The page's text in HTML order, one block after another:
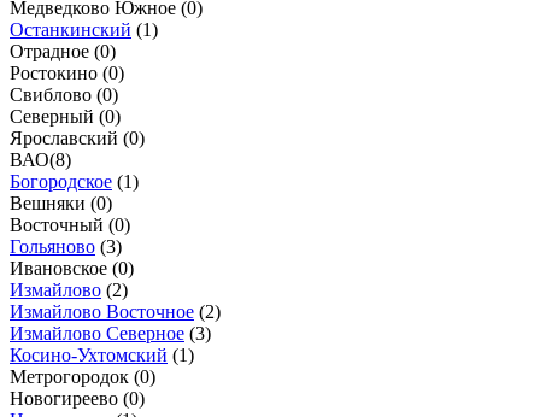
Медведково Южное (0)
Останкинский (1)
Отрадное (0)
Ростокино (0)
Свиблово (0)
Северный (0)
Ярославский (0)
ВАО(8)
Богородское (1)
Вешняки (0)
Восточный (0)
Гольяново (3)
Ивановское (0)
Измайлово (2)
Измайлово Восточное (2)
Измайлово Северное (3)
Косино-Ухтомский (1)
Метрогородок (0)
Новогиреево (0)